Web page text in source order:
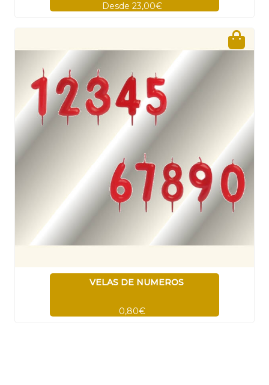
Desde 23,00€
VELAS DE NUMEROS
0,80€